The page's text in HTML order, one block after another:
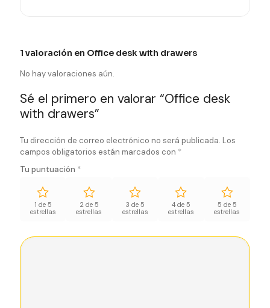
1 valoración en Office desk with drawers
No hay valoraciones aún.
Sé el primero en valorar “Office desk
with drawers”
Tu dirección de correo electrónico no será publicada. Los
campos obligatorios están marcados con *
Tu puntuación *
1 de 5
estrellas
2 de 5
estrellas
3 de 5
estrellas
4 de 5
estrellas
5 de 5
estrellas